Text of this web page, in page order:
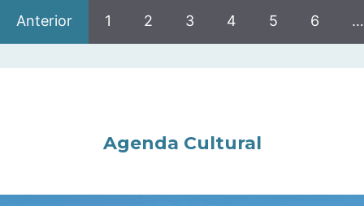
Anterior 1 2 3 4 5 6 …
Agenda Cultural